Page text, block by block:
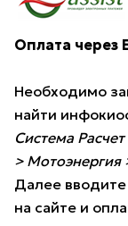
Оплата через
Необходимо
найти
Система
> Мотоэнергия
Далее
на сайте и